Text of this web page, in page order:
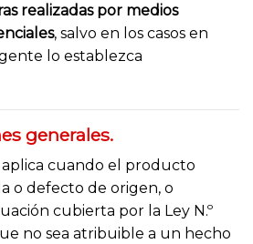
realizadas por medios
, salvo en los casos en
lo establezca
generales.
aplica cuando el producto
o defecto de origen, o
cubierta por la Ley N.º
no sea atribuible a un hecho